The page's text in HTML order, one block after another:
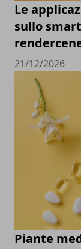
Le
sullo
21/12/2026
Piante